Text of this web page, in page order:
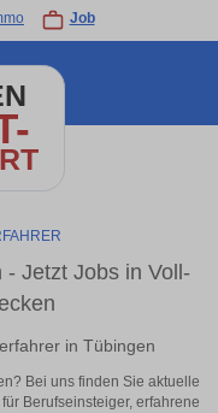
Job
Jetzt Jobs in Voll-
in Tübingen
Bei uns finden Sie aktuelle
Berufseinsteiger, erfahrene